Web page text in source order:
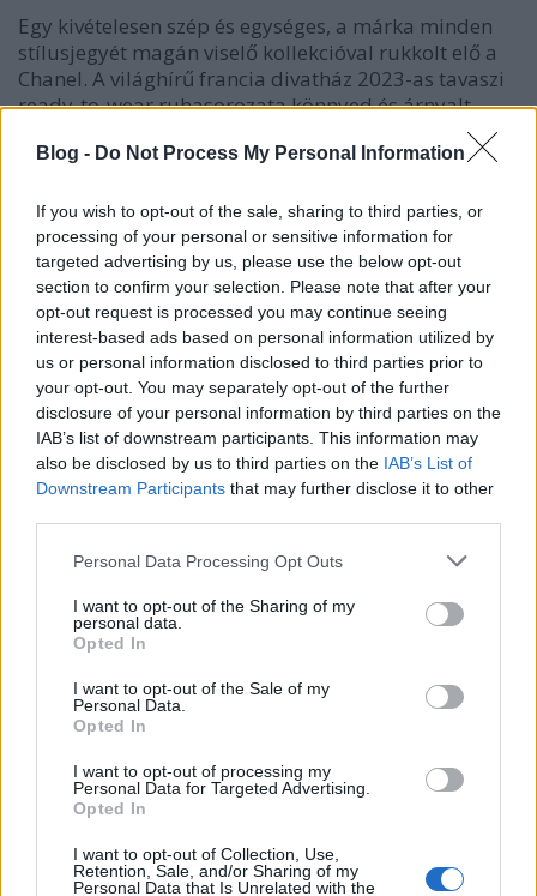
Blog - Do Not Process My Personal Information
If you wish to opt-out of the sale, sharing to third parties, or
processing of your personal or sensitive information for
targeted advertising by us, please use the below opt-out
section to confirm your selection. Please note that after your
opt-out request is processed you may continue seeing
interest-based ads based on personal information utilized by
us or personal information disclosed to third parties prior to
your opt-out. You may separately opt-out of the further
disclosure of your personal information by third parties on the
IAB’s list of downstream participants. This information may
also be disclosed by us to third parties on the IAB’s List of
Downstream Participants that may further disclose it to other
Please note that this website/app uses one or more Google
not limited to your visit or usage behaviour. You may click to
grant or deny consent to Google and its third-party tags to
use your data for below specified purposes in below Google
consent section.
Personal Data Processing Opt Outs
I want to opt-out of the Sharing of my
personal data.
Opted In
I want to opt-out of the Sale of my
Personal Data.
Opted In
I want to opt-out of processing my
Personal Data for Targeted Advertising.
Opted In
I want to opt-out of Collection, Use,
Retention, Sale, and/or Sharing of my
Personal Data that Is Unrelated with the
Egy kivételesen szép és egységes, a márka minden
stílusjegyét magán viselő kollekcióval rukkolt elő a
Chanel. A világhírű francia divatház 2023-as tavaszi
ready-to-wear ruhasorozata könnyed és árnyalt,
mesés tweedekből, klasszikus szabásvonalakból,…
gaborszakacs•2022. augusztus 31.
A Chanel divatház történetének jelentős
mérföldköveit idézte meg a 2022-es őszi
kollekciójában a márka kreatív igazgatója, Virginie
Viard. A kifutón felsorakozó csodás haute couture
kreációk hozták azokat a jellegzetes formákat,
anyagokat, stílusjegyeket, mint a tweed, a kézi
hímzések, a praktikus…